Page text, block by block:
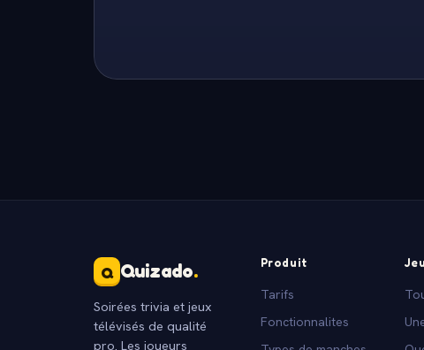
Q Quizado.
Soirées trivia et jeux
télévisés de qualité
pro. Les joueurs
Produit
Tarifs
Fonctionnalites